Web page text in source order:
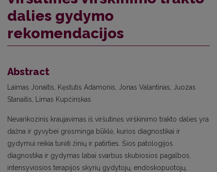
dalies gydymo
rekomendacijos
Abstract
Laimas Jonaitis, Kęstutis Adamonis, Jonas Valantinas, Juozas
Stanaitis, Limas Kupčinskas
Nevarikozinis kraujavimas iš viršutinės virškinimo trakto dalies yra
dažna ir gyvybei grėsminga būklė, kurios diagnostikai ir
gydymui reikia turėti žinių ir patirties. Šios patologijos
diagnostika ir gydymas labai svarbus skubiosios pagalbos,
intensyviosios terapijos skyrių gydytojų, endoskopuotojų,